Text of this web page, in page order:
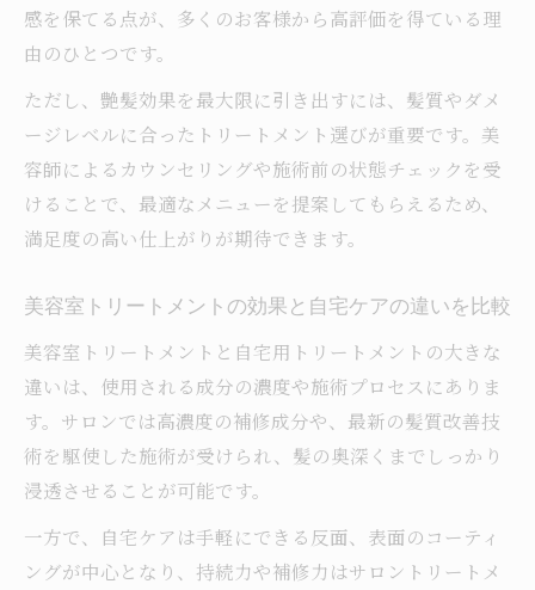
ダメージが気になる方に美容室施術のポイント
ダメージ毛におすすめの美容室トリートメ
ントとは
美容室施術で傷んだ髪を補修するケア方法
を紹介
トリートメント選びで失敗しないための美
容室の工夫
の秘訣
美容室で相談できる髪の悩みと最適ケアの
提案
髪の潤いを長持ちさせる最新美容室技術を紹介
美容室トリートメントで髪の潤いを守る方
法
最新美容室技術が叶えるしっとり髪質の秘
密
感を保てる点が、多くのお客様から高評価を得ている理
由のひとつです。
ただし、艶髪効果を最大限に引き出すには、髪質やダメ
ージレベルに合ったトリートメント選びが重要です。美
容師によるカウンセリングや施術前の状態チェックを受
けることで、最適なメニューを提案してもらえるため、
満足度の高い仕上がりが期待できます。
美容室トリートメントの効果と自宅ケアの違いを比較
美容室トリートメントと自宅用トリートメントの大きな
違いは、使用される成分の濃度や施術プロセスにありま
す。サロンでは高濃度の補修成分や、最新の髪質改善技
術を駆使した施術が受けられ、髪の奥深くまでしっかり
浸透させることが可能です。
一方で、自宅ケアは手軽にできる反面、表面のコーティ
ングが中心となり、持続力や補修力はサロントリートメ